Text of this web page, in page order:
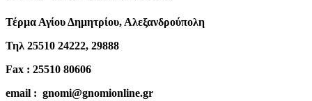
Τέρμα Αγίου Δημητρίου, Αλεξανδρούπολη
Τηλ 25510 24222, 29888
Fax : 25510 80606
email : gnomi@gnomionline.gr